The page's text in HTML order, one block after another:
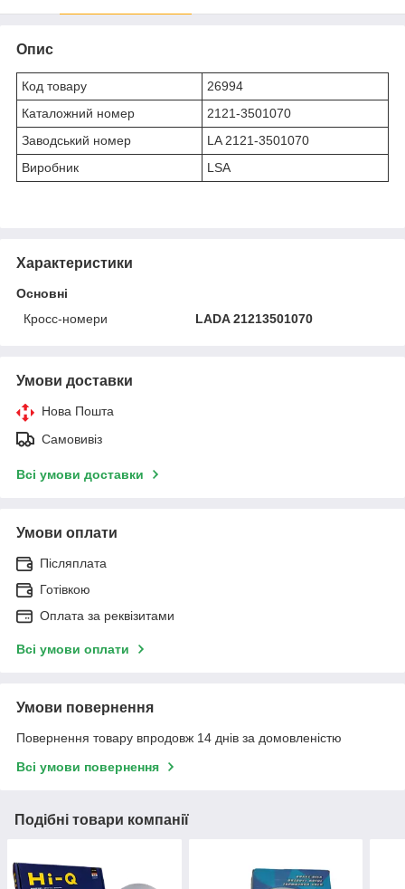
Опис
Код товару
26994
Каталожний номер
2121-3501070
Заводський номер
LA 2121-3501070
Виробник
LSA
Характеристики
Основні
Кросс-номери
LADA 21213501070
Умови доставки
Нова Пошта
Самовивіз
Всі умови доставки
Умови оплати
Післяплата
Готівкою
Оплата за реквізитами
Всі умови оплати
Умови повернення
Повернення товару впродовж 14 днів за домовленістю
Всі умови повернення
Подібні товари компанії